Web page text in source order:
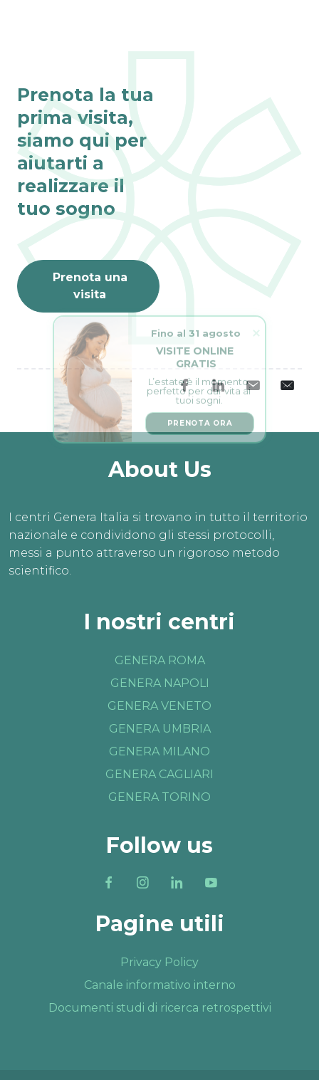
Prenota la tua
prima visita,
siamo qui per
aiutarti a
realizzare il
tuo sogno
Prenota una
visita
About Us
I centri Genera Italia si trovano in tutto il territorio
nazionale e condividono gli stessi protocolli,
messi a punto attraverso un rigoroso metodo
scientifico.
I nostri centri
GENERA ROMA
GENERA NAPOLI
GENERA VENETO
GENERA UMBRIA
GENERA MILANO
GENERA CAGLIARI
GENERA TORINO
Follow us
Pagine utili
Privacy Policy
Canale informativo interno
Documenti studi di ricerca retrospettivi
VISITE ONLINE
GRATIS
L’estate è il momento
perfetto per dar vita ai
tuoi sogni.
PRENOTA ORA